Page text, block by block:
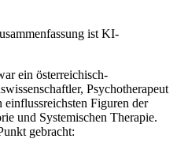
ist KI-
ein österreichisch-
Psychotherapeut
Figuren der
und Systemischen Therapie.
gebracht: